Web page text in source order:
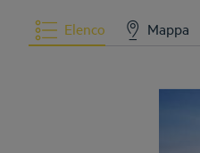
Elenco Mappa